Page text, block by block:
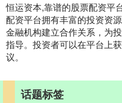
恒运资本,靠谱的股票配资平
配资平台拥有丰富的投资资
金融机构建立合作关系，为
指导。投资者可以在平台上
议。
话题标签